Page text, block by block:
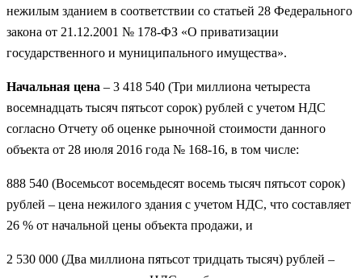
нежилым зданием в соответствии со статьей 28 Федерального
закона от 21.12.2001 № 178-ФЗ «О приватизации
государственного и муниципального имущества».
Начальная цена – 3 418 540 (Три миллиона четыреста
восемнадцать тысяч пятьсот сорок) рублей с учетом НДС
согласно Отчету об оценке рыночной стоимости данного
объекта от 28 июля 2016 года № 168-16, в том числе:
888 540 (Восемьсот восемьдесят восемь тысяч пятьсот сорок)
рублей – цена нежилого здания с учетом НДС, что составляет
26 % от начальной цены объекта продажи, и
2 530 000 (Два миллиона пятьсот тридцать тысяч) рублей –